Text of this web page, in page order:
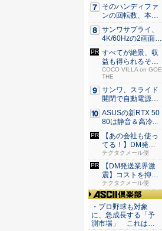
そのハンディファ
ンの回転数、本
当？ 20...
サンワサプライ、
4K/60Hzの2画面
出...
すべてが絶景、収
益も得られるその
仕組みと...
COCO VILLA on GOE
THE
サンワ、スライド
開閉で自動電源O
N/OF...
ASUSの新RTX 50
80は静音＆高冷...
【あの会社も使っ
てる！】DM発送
なら絶対...
チクタクメール便
【DM発送業界激
震】コストを抑え
た配達な...
チクタクメール便
ASCII倶楽部
・プロ野球も対象
に、急成長する「予
測市場」 これは…